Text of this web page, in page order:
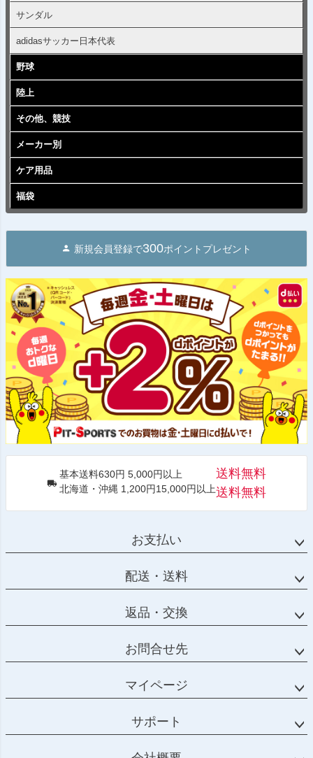
サンダル
adidasサッカー日本代表
野球
陸上
その他、競技
メーカー別
ケア用品
福袋
新規会員登録で300ポイントプレゼント
基本送料630円 5,000円以上
北海道・沖縄 1,200円15,000円以上
送料無料
送料無料
お支払い
配送・送料
返品・交換
お問合せ先
マイページ
サポート